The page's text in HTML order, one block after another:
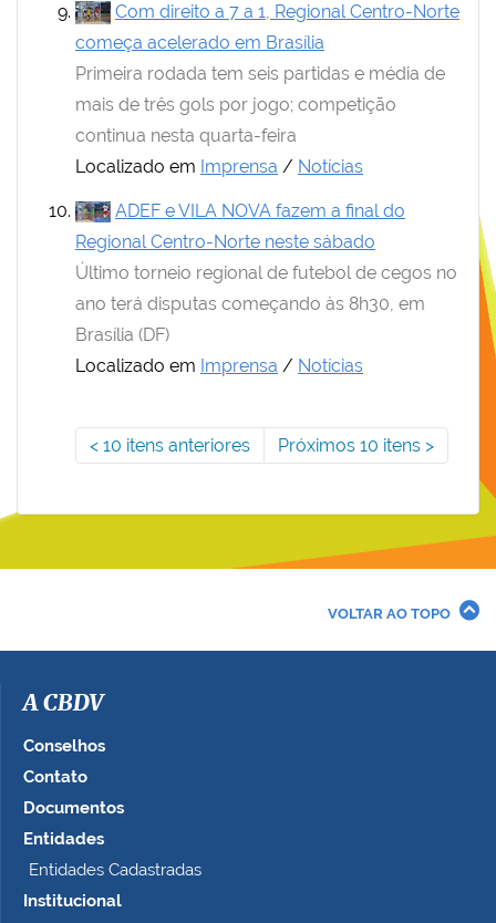
Com direito a 7 a 1, Regional Centro-Norte
começa acelerado em Brasília
Primeira rodada tem seis partidas e média de
mais de três gols por jogo; competição
continua nesta quarta-feira
Localizado em Imprensa / Notícias
ADEF e VILA NOVA fazem a final do
Regional Centro-Norte neste sábado
Último torneio regional de futebol de cegos no
ano terá disputas começando às 8h30, em
Brasília (DF)
Localizado em Imprensa / Notícias
10 itens anteriores Próximos 10 itens
VOLTAR AO TOPO
A CBDV
Conselhos
Contato
Documentos
Entidades
Entidades Cadastradas
Institucional